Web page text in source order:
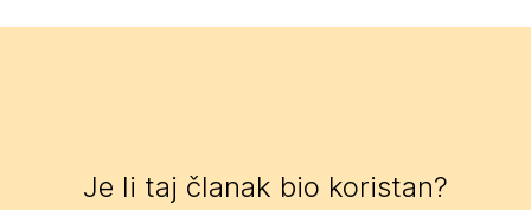
Je li taj članak bio koristan?